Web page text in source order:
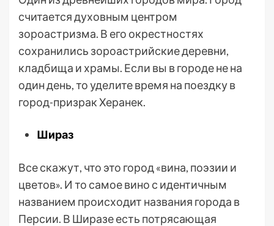
считается духовным центром
зороастризма. В его окрестностях
сохранились зороастрийские деревни,
кладбища и храмы. Если вы в городе не на
один день, то уделите время на поездку в
город-призрак Херанек.
Шираз
Все скажут, что это город «вина, поэзии и
цветов». И то самое вино с идентичным
названием происходит названия города в
Персии. В Ширазе есть потрясающая